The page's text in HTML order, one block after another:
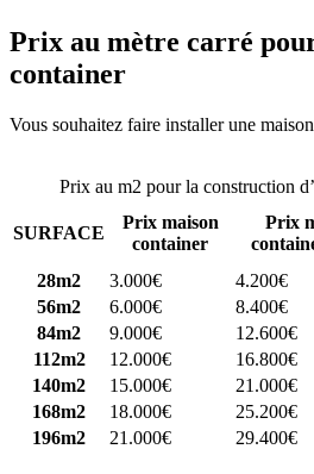
Prix au mètre carré
container
Vous souhaitez faire installer une
Prix au m2 pour la construction
SURFACE
Prix maison
container
Prix
28m2
3.000€ 4.200€
56m2
6.000€ 8.400€
84m2
9.000€ 12.600€
112m2
12.000€ 16.800€
140m2
15.000€ 21.000€
168m2
18.000€ 25.200€
196m2
21.000€ 29.400€